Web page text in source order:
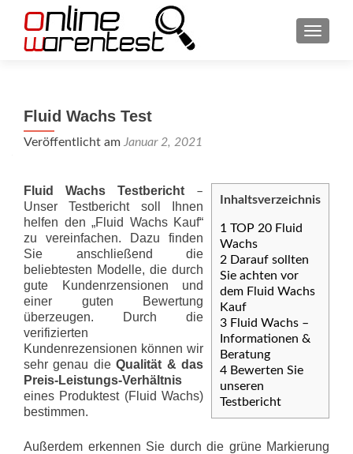
Fluid Wachs Test
Veröffentlicht am Januar 2, 2021
Inhaltsverzeichnis
1 TOP 20 Fluid
Wachs
2 Darauf sollten
Sie achten vor
dem Fluid Wachs
Kauf
3 Fluid Wachs –
Informationen &
Beratung
4 Bewerten Sie
unseren
Testbericht
Fluid Wachs Testbericht –
Unser Testbericht soll Ihnen
helfen den „Fluid Wachs Kauf“
zu vereinfachen. Dazu finden
Sie anschließend die
beliebtesten Modelle, die durch
gute Kundenrzensionen und
einer guten Bewertung
überzeugen. Durch die
verifizierten
Kundenrezensionen können wir
sehr genau dieQualität & das
Preis-Leis­tungs-Ver­hält­nis
eines Produktest (Fluid Wachs)
bestimmen.
Außerdem erkennen Sie durch die grüne Markierung